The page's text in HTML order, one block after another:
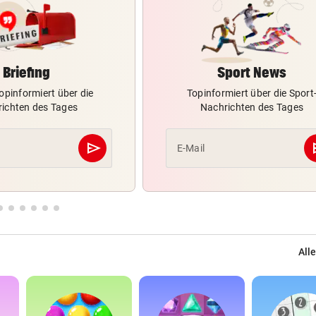
Briefing
über die
des Tages
send
Abschicken
Sport News
Topinformiert über die Sport-
Nachrichten des Tages
E-Mail